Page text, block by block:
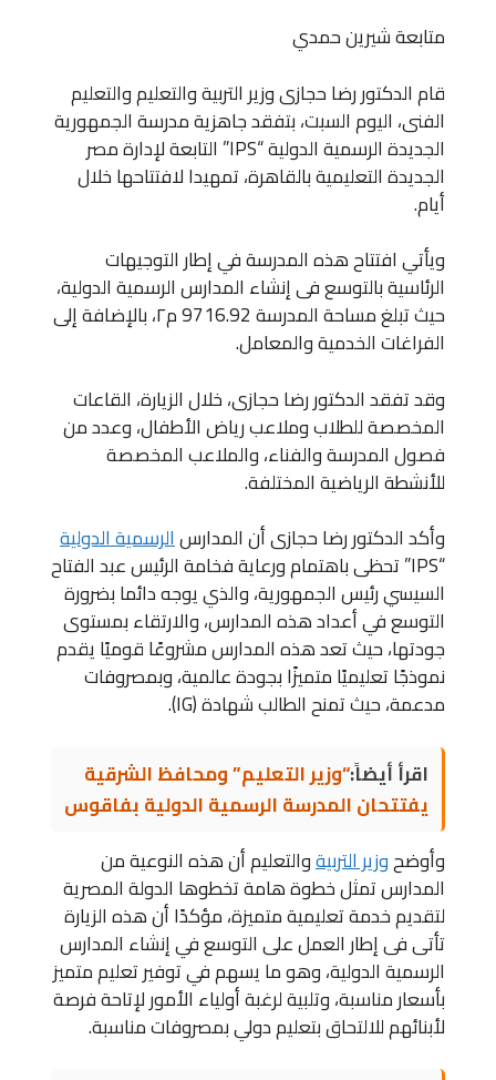
متابعة شيرين حمدي
قام الدكتور رضا حجازى وزير التربية والتعليم والتعليم
الفنى، اليوم السبت، بتفقد جاهزية مدرسة الجمهورية
الجديدة الرسمية الدولية “IPS” التابعة لإدارة مصر
الجديدة التعليمية بالقاهرة، تمهيدا لافتتاحها خلال
أيام.
ويأتي افتتاح هذه المدرسة في إطار التوجيهات
الرئاسية بالتوسع فى إنشاء المدارس الرسمية الدولية،
حيث تبلغ مساحة المدرسة 9716.92 م٢، بالإضافة إلى
الفراغات الخدمية والمعامل.
وقد تفقد الدكتور رضا حجازى، خلال الزيارة، القاعات
المخصصة للطلاب وملاعب رياض الأطفال، وعدد من
فصول المدرسة والفناء، والملاعب المخصصة
للأنشطة الرياضية المختلفة.
وأكد الدكتور رضا حجازى أن المدارسالرسمية الدولية
“IPS” تحظى باهتمام ورعاية فخامة الرئيس عبد الفتاح
السيسي رئيس الجمهورية، والذي يوجه دائما بضرورة
التوسع في أعداد هذه المدارس، والارتقاء بمستوى
جودتها، حيث تعد هذه المدارس مشروعًا قوميًا يقدم
نموذجًا تعليميًا متميزًا بجودة عالمية، وبمصروفات
مدعمة، حيث تمنح الطالب شهادة (IG).
اقرأ أيضاً:“وزير التعليم” ومحافظ الشرقية
يفتتحان المدرسة الرسمية الدولية بفاقوس
وأوضحوزير التربيةوالتعليم أن هذه النوعية من
المدارس تمثل خطوة هامة تخطوها الدولة المصرية
لتقديم خدمة تعليمية متميزة، مؤكدًا أن هذه الزيارة
تأتى فى إطار العمل على التوسع في إنشاء المدارس
الرسمية الدولية، وهو ما يسهم في توفير تعليم متميز
بأسعار مناسبة، وتلبية لرغبة أولياء الأمور لإتاحة فرصة
لأبنائهم للالتحاق بتعليم دولي بمصروفات مناسبة.